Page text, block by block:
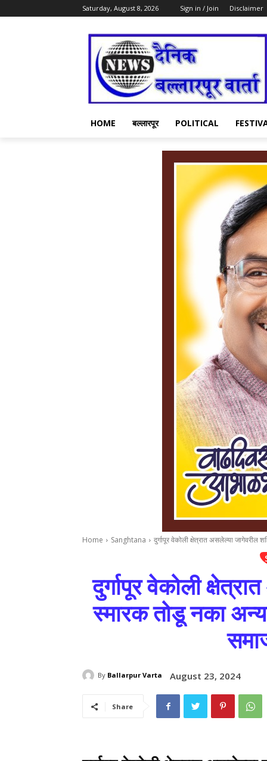
Saturday, August 8, 2026 Sign in / Join Disclaimer
HOME बल्लारपूर POLITICAL
Home Sanghtana दुर्गापूर वेकोली क्षेत्रात असलेल्या
दुर्गापूर वेकोली
स्मारक तोडू नका
By Ballarpur Varta August 23, 2024
Share